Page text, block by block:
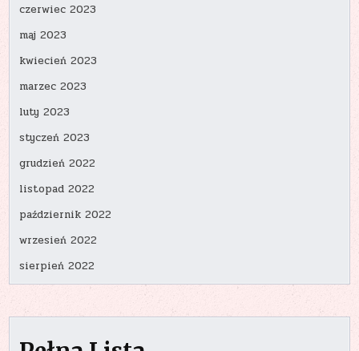
czerwiec 2023
maj 2023
kwiecień 2023
marzec 2023
luty 2023
styczeń 2023
grudzień 2022
listopad 2022
październik 2022
wrzesień 2022
sierpień 2022